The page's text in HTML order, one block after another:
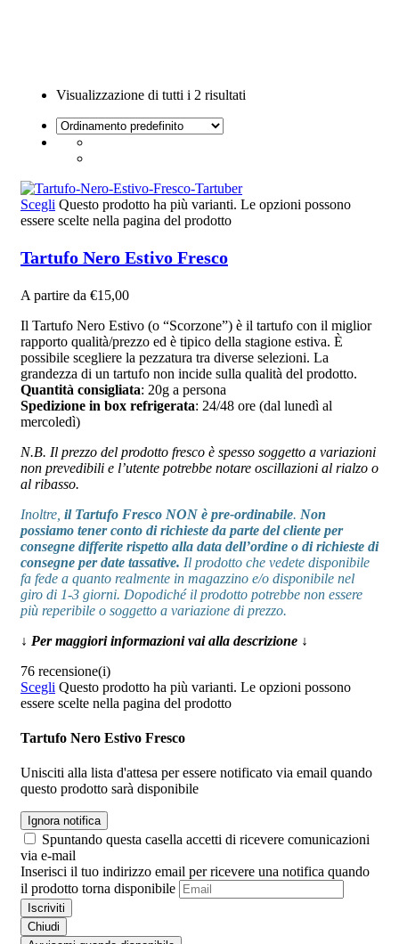
Visualizzazione di tutti i 2 risultati
Scegli Questo prodotto ha più varianti. Le opzioni possono
essere scelte nella pagina del prodotto
Tartufo Nero Estivo Fresco
A partire da €15,00
Il Tartufo Nero Estivo (o “Scorzone”) è il tartufo con il miglior
rapporto qualità/prezzo ed è tipico della stagione estiva. È
possibile scegliere la pezzatura tra diverse selezioni. La
grandezza di un tartufo non incide sulla qualità del prodotto.
Quantità consigliata: 20g a persona
Spedizione in box refrigerata: 24/48 ore (dal lunedì al
mercoledì)
N.B. Il prezzo del prodotto fresco è spesso soggetto a variazioni
non prevedibili e l’utente potrebbe notare oscillazioni al rialzo o
al ribasso.
Inoltre, il Tartufo Fresco NON è pre-ordinabile. Non
possiamo tener conto di richieste da parte del cliente per
consegne differite rispetto alla data dell’ordine o di richieste di
consegne per date tassative. Il prodotto che vedete disponibile
fa fede a quanto realmente in magazzino e/o disponibile nel
giro di 1-3 giorni. Dopodiché il prodotto potrebbe non essere
più reperibile o soggetto a variazione di prezzo.
↓ Per maggiori informazioni vai alla descrizione ↓
76 recensione(i)
Scegli Questo prodotto ha più varianti. Le opzioni possono
essere scelte nella pagina del prodotto
Tartufo Nero Estivo Fresco
Unisciti alla lista d'attesa per essere notificato via email quando
questo prodotto sarà disponibile
Ignora notifica
Spuntando questa casella accetti di ricevere comunicazioni
via e-mail
Inserisci il tuo indirizzo email per ricevere una notifica quando
il prodotto torna disponibile
Iscriviti
Chiudi